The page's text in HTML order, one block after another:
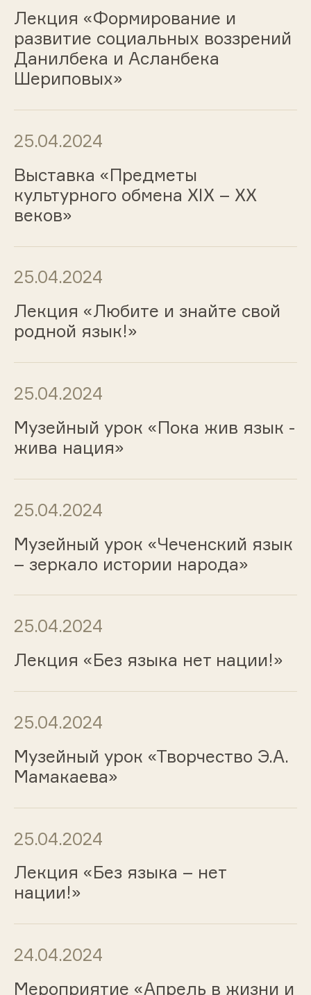
Лекция «Формирование и
развитие социальных воззрений
Данилбека и Асланбека
Шериповых»
25.04.2024
Выставка «Предметы
культурного обмена ХIХ – ХХ
веков»
25.04.2024
Лекция «Любите и знайте свой
родной язык!»
25.04.2024
Музейный урок «Пока жив язык -
жива нация»
25.04.2024
Музейный урок «Чеченский язык
– зеркало истории народа»
25.04.2024
Лекция «Без языка нет нации!»
25.04.2024
Музейный урок «Творчество Э.А.
Мамакаева»
25.04.2024
Лекция «Без языка – нет
нации!»
24.04.2024
Мероприятие «Апрель в жизни и